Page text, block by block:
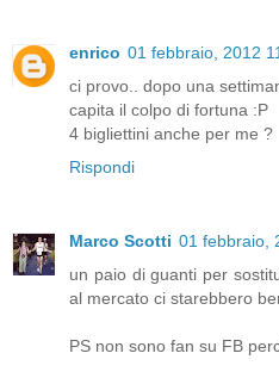
enrico 01 febbraio, 2012
ci provo.. dopo una
capita il colpo di fortuna :P
4 bigliettini anche per me ?
Rispondi
Marco Scotti 01 febbraio,
un paio di guanti per
al mercato ci starebbero
PS non sono fan su FB